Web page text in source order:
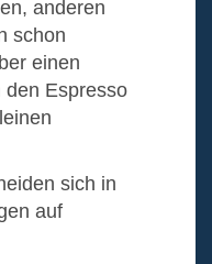
anderen
schon
einen
Espresso
sich in
auf